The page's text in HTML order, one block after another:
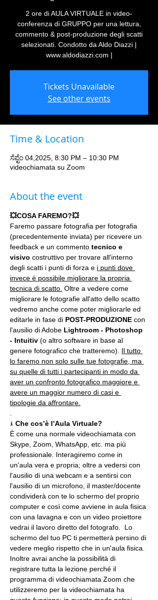
2 ore di AULA VIRTUALE in video-
conferenza di GRUPPO per una lettura,
commento & post-produzione degli scatti
selezionati. Condotto da Aldo Diazzi |
www.aldodiazzi.com |
Tickets Unavailable
See other events
Time & Location
ಸೆಪ್ಟೆಂ 04,2025, 8:30 PM – 10:30 PM
videochiamata su Zoom
About the event
💥COSA FAREMO?💥
Faremo passare fotografia per fotografia
(precedentemente inviata) per ricevere un
feedback e un commento tecnico e
visivo costruttivo per trovare all'interno
degli scatti i punti di forza e i punti dove
invece è possibile migliorare la propria
tecnica di scatto. Oltre a vedere come
migliorare le fotografie all'atto dello scatto
vedremo anche come poter migliorarle ed
editarle in fase di POST-PRODUZIONE con
l'ausilio di Adobe Lightroom - Photoshop
- Intuitiv (o altro software in base al
genere fotografico che tratteremo). Il tutto
lo faremo non solo sulle tue fotografie, ma
su quelle di tutti i partecipanti in modo da
aver un confronto fotografico maggiore e
avere un maggior numero di casi e
tipologie da affrontare.
ℹ Che cos’è l’Aula Virtuale?
È come una normale videochiamata con
Skype, Zoom, WhatsApp, etc. ma più
professionale. Interagiremo come in
un'aula vera e propria; oltre a vedersi con
l'ausilio di una webcam e a sentirsi con
l'ausilio di un microfono, il master/docente
condividerà con te lo schermo del proprio
computer e così come avviene in aula fisica
con una lavagna e con un video proiettore
vedrai il lavoro diretto del fotografo.  Lo
schermo del tuo PC ti permetterà persino di
vedere meglio rispetto che in un'aula fisica.
Inoltre avrai anche la possibilità di
registrare tutta la lezione perché il
programma di videochiamata Zoom che
utilizzeremo per la videochiamata ha